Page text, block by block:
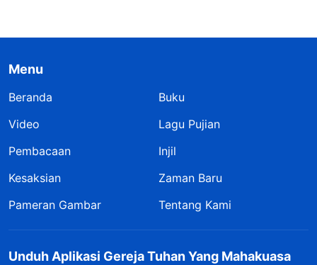
Menu
Beranda
Buku
Video
Lagu Pujian
Pembacaan
Injil
Kesaksian
Zaman Baru
Pameran Gambar
Tentang Kami
Unduh Aplikasi Gereja Tuhan Yang Mahakuasa